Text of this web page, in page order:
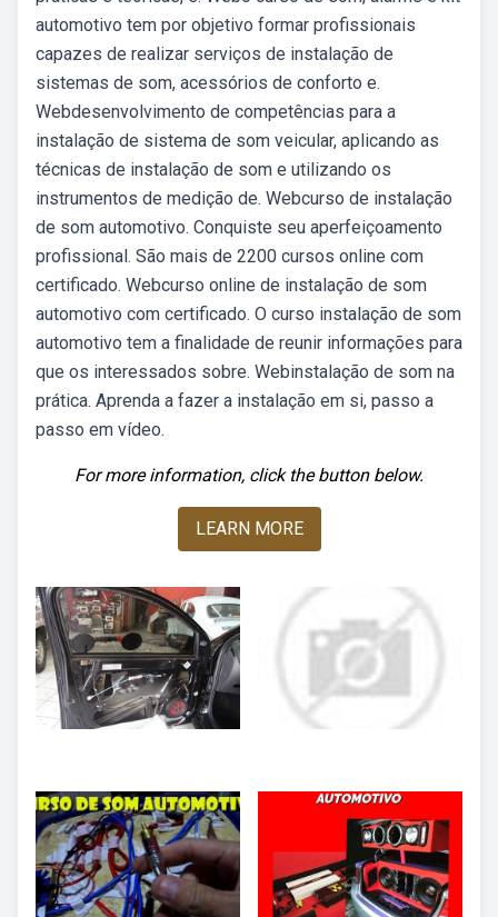
automotivo tem por objetivo formar profissionais
capazes de realizar serviços de instalação de
sistemas de som, acessórios de conforto e.
Webdesenvolvimento de competências para a
instalação de sistema de som veicular, aplicando as
técnicas de instalação de som e utilizando os
instrumentos de medição de. Webcurso de instalação
de som automotivo. Conquiste seu aperfeiçoamento
profissional. São mais de 2200 cursos online com
certificado. Webcurso online de instalação de som
automotivo com certificado. O curso instalação de som
automotivo tem a finalidade de reunir informações para
que os interessados sobre. Webinstalação de som na
prática. Aprenda a fazer a instalação em si, passo a
passo em vídeo.
For more information, click the button below.
LEARN MORE